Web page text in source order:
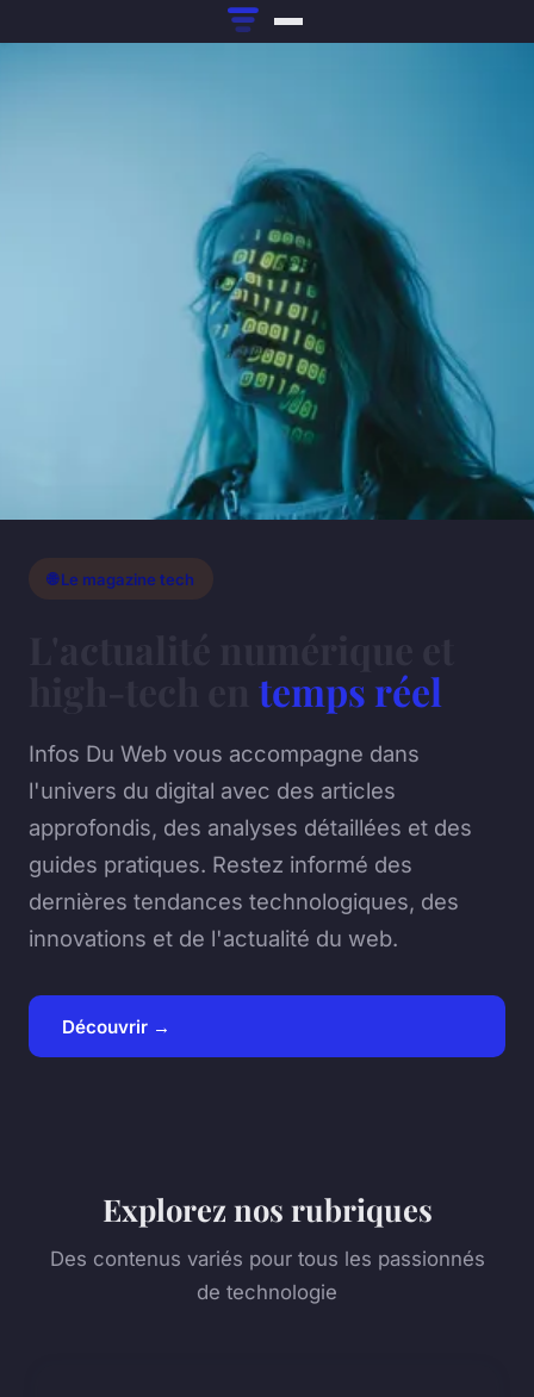
🌐 Le magazine tech
temps réel
Infos Du Web vous accompagne dans
l'univers du digital avec des articles
approfondis, des analyses détaillées et des
guides pratiques. Restez informé des
dernières tendances technologiques, des
innovations et de l'actualité du web.
Découvrir →
Explorez nos rubriques
Des contenus variés pour tous les passionnés
de technologie